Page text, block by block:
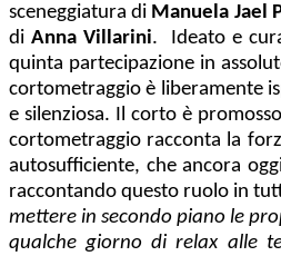
sceneggiatura di Manuela Jael
di Anna Villarini. Ideato e
quinta partecipazione in
cortometraggio è liberamente
e silenziosa. Il corto è
cortometraggio racconta la
autosufficiente, che ancora
raccontando questo ruolo in
mettere in secondo piano le
qualche giorno di relax alle